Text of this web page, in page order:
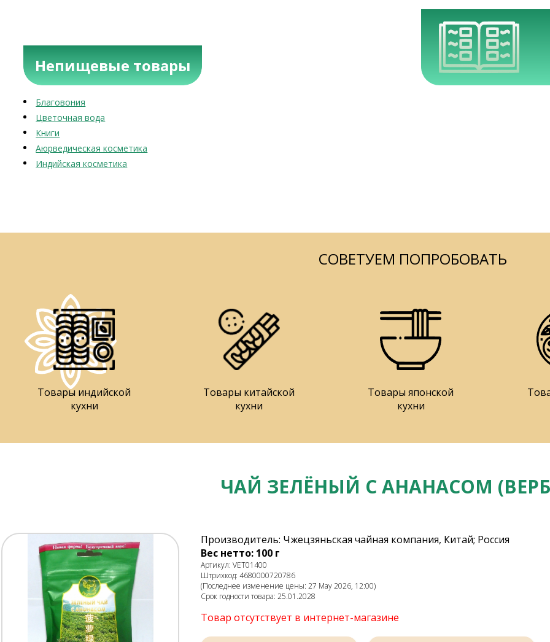
Непищевые товары
Благовония
Цветочная вода
Книги
Аюрведическая косметика
Индийская косметика
СОВЕТУЕМ ПОПРОБОВАТЬ
Товары индийской
кухни
Товары китайской
кухни
Товары японской
кухни
ЧАЙ ЗЕЛЁНЫЙ С АНАНАСОМ
Производитель: Чжецзяньская чайная компания, Китай; Россия
Вес нетто: 100 г
Артикул: VET01400
Штрихкод: 4680000720786
(Последнее изменение цены: 27 May 2026, 12:00)
Срок годности товара: 25.01.2028
Товар отсутствует в интернет-магазине